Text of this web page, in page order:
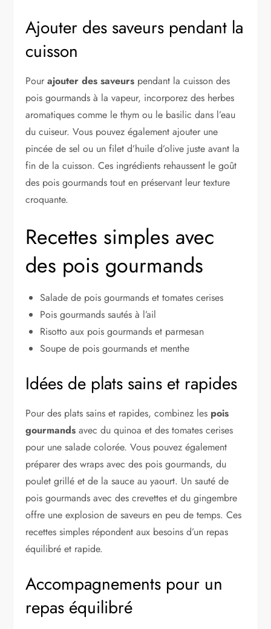
Ajouter des saveurs pendant la
cuisson
Pourajouter des saveurs pendant la cuisson des
pois gourmands à la vapeur, incorporez des herbes
aromatiques comme le thym ou le basilic dans l’eau
du cuiseur. Vous pouvez également ajouter une
pincée de sel ou un filet d’huile d’olive juste avant la
fin de la cuisson. Ces ingrédients rehaussent le goût
des pois gourmands tout en préservant leur texture
croquante.
Recettes simples avec
des pois gourmands
Salade de pois gourmands et tomates cerises
Pois gourmands sautés à l’ail
Risotto aux pois gourmands et parmesan
Soupe de pois gourmands et menthe
Idées de plats sains et rapides
Pour des plats sains et rapides, combinez les pois
gourmands avec du quinoa et des tomates cerises
pour une salade colorée. Vous pouvez également
préparer des wraps avec des pois gourmands, du
poulet grillé et de la sauce au yaourt. Un sauté de
pois gourmands avec des crevettes et du gingembre
offre une explosion de saveurs en peu de temps. Ces
recettes simples répondent aux besoins d’un repas
équilibré et rapide.
Accompagnements pour un
repas équilibré